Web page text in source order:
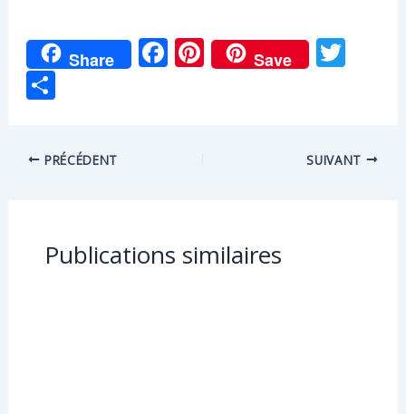
Share F Pi
nt
Save T
P
ta
g
PRÉCÉDENT SUIVANT
Publications similaires